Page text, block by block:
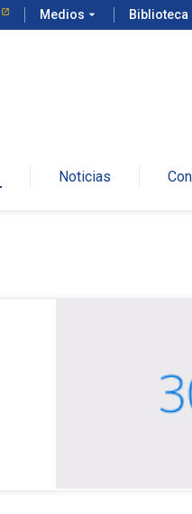
Medios arrow_drop_down Biblioteca
Noticias